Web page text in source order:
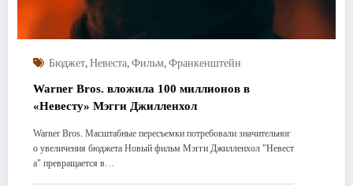
Бюджет, Невеста, Фильм, Франкенштейн
Warner Bros. вложила 100 миллионов в
«Невесту» Мэгги Джилленхол
Warner Bros. Масштабные пересъемки потребовали значительног
о увеличения бюджета Новый фильм Мэгги Джилленхол "Невест
а" превращается в…